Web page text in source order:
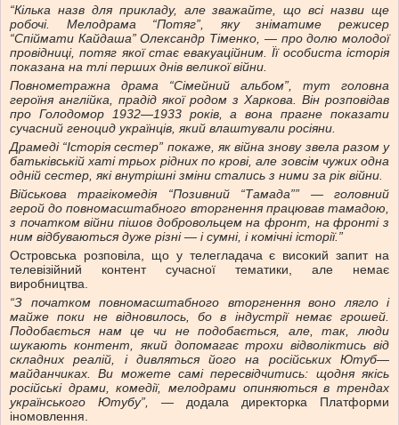
“Кілька назв для прикладу, але зважайте, що всі назви ще
робочі. Мелодрама “Потяг”, яку зніматиме режисер
“Спіймати Кайдаша”Олександр Тіменко, — про долю молодої
провідниці, потяг якої стає евакуаційним. Її особиста історія
показана на тлі перших днів великої війни.
Повнометражна драма “Сімейний альбом”, тут головна
героїня англійка, прадід якої родом з Харкова. Він розповідав
про Голодомор 1932—1933 років, а вона прагне показати
сучасний геноцид українців, який влаштували росіяни.
Драмеді “Історія сестер” покаже, як війна знову звела разом у
батьківській хаті трьох рідних по крові, але зовсім чужих одна
одній сестер, які внутрішні зміни стались з ними за рік війни.
Військова трагікомедія “Позивний “Тамада”” — головний
герой до повномасштабного вторгнення працював тамадою,
з початком війни пішов добровольцем на фронт, на фронті з
ним відбуваються дуже різні — і сумні, і комічні історії.”
Островська розповіла, що у телегладача є високий запит на
телевізійний контент сучасної тематики, але немає
виробництва.
“З початком повномасштабного вторгнення воно лягло і
майже поки не відновилось, бо в індустрії немає грошей.
Подобається нам це чи не подобається, але, так, люди
шукають контент, який допомагає трохи відволіктись від
складних реалій, і дивляться його на російських Ютуб—
майданчиках. Ви можете самі пересвідчитись: щодня якісь
російські драми, комедії, мелодрами опиняються в трендах
українського Ютубу”, — додала директорка Платформи
іномовлення.